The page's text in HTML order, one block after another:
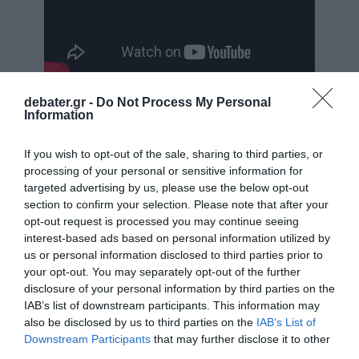
debater.gr - Do Not Process My Personal
Information
If you wish to opt-out of the sale, sharing to third parties, or
processing of your personal or sensitive information for
targeted advertising by us, please use the below opt-out
section to confirm your selection. Please note that after your
opt-out request is processed you may continue seeing
interest-based ads based on personal information utilized by
us or personal information disclosed to third parties prior to
your opt-out. You may separately opt-out of the further
disclosure of your personal information by third parties on the
IAB’s list of downstream participants. This information may
also be disclosed by us to third parties on the IAB’s List of
Downstream Participants that may further disclose it to other
Επί τόπου παραμένουν ισχυρές
συνεχίζει να καίει, ενώ στο σημείο μετέβη και
τοΑνακριτικο Κλιμάκιο Αντιμετώπισης
Εμπρησμου της Δυτικής Αττικήςγια την
διερεύνηση των αιτίων της.